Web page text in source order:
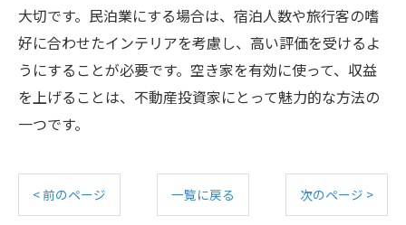
大切です。民泊業にする場合は、宿泊人数や旅行客の嗜
好に合わせたインテリアを考慮し、高い評価を受けるよ
うにすることが必要です。空き家を有効に使って、収益
を上げることは、不動産投資家にとって魅力的な方法の
一つです。
< 前のページ 一覧に戻る 次のページ >